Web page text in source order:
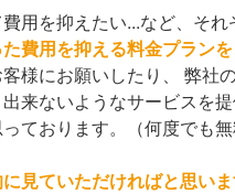
用を抑えたい...など、それ
費用を抑える料金プラン
様にお願いしたり、 弊社
来ないようなサービスを提
ております。（何度でも
見ていただければと思いま